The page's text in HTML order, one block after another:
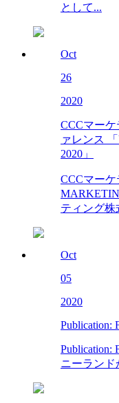
として...
Oct
26
2020
CCCマー
ァレンス
2020」
CCCマー
ティング株
Oct
05
2020
Publication:
Publication:
ニーランド